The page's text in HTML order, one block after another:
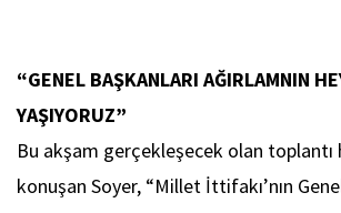
“GENEL BAŞKANLARI AĞIRLAMNIN
YAŞIYORUZ”
Bu akşam gerçekleşecek olan toplantı
konuşan Soyer, “Millet İttifakı’nın